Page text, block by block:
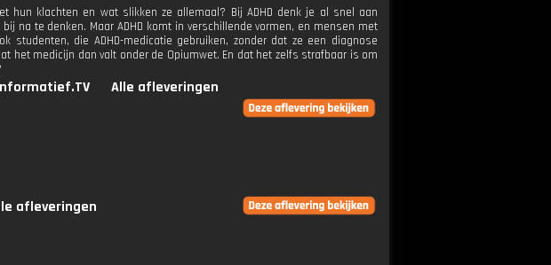
hun klachten en wat slikken ze allemaal? Bij ADHD denk je al snel aan
na te denken. Maar ADHD komt in verschillende vormen, en mensen met
studenten, die ADHD-medicatie gebruiken, zonder dat ze een diagnose
het medicijn dan valt onder de Opiumwet. En dat het zelfs strafbaar is om
Alle afleveringen
afleveringen